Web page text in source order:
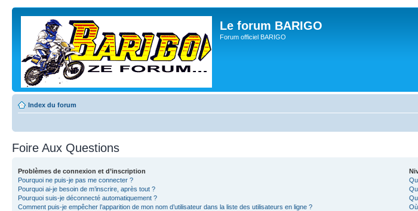
Le forum BARIGO
Forum officiel BARIGO
Index du forum
Foire Aux Questions
Problèmes de connexion et d’inscription
Pourquoi ne puis-je pas me connecter ?
Pourquoi ai-je besoin de m’inscrire, après tout ?
Pourquoi suis-je déconnecté automatiquement ?
Comment puis-je empêcher l’apparition de mon nom d’utilisateur dans la liste des utilisateurs en ligne ?